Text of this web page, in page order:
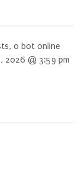
0 bot online
2026 @ 3:59 pm